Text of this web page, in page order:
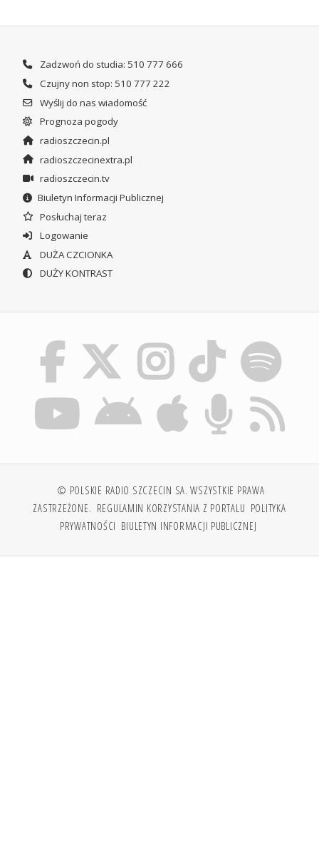
Zadzwoń do studia: 510 777 666
Czujny non stop: 510 777 222
Wyślij do nas wiadomość
Prognoza pogody
radioszczecin.pl
radioszczecinextra.pl
radioszczecin.tv
Biuletyn Informacji Publicznej
Posłuchaj teraz
Logowanie
DUŻA CZCIONKA
DUŻY KONTRAST
© POLSKIE RADIO SZCZECIN SA. WSZYSTKIE PRAWA
ZASTRZEŻONE. REGULAMIN KORZYSTANIA Z PORTALU POLITYKA
PRYWATNOŚCI BIULETYN INFORMACJI PUBLICZNEJ